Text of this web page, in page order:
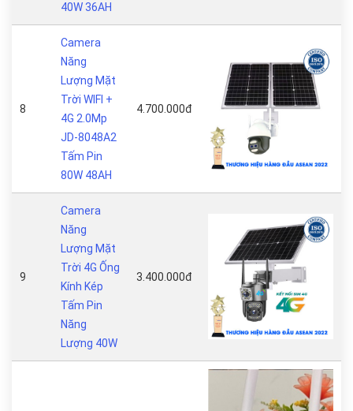
40W 36AH
8
Camera
Năng
Lượng Mặt
Trời WIFI +
4G 2.0Mp
JD-8048A2
Tấm Pin
80W 48AH
4.700.000đ
9
Camera
Năng
Lượng Mặt
Trời 4G Ống
Kính Kép
Tấm Pin
Năng
Lượng 40W
3.400.000đ